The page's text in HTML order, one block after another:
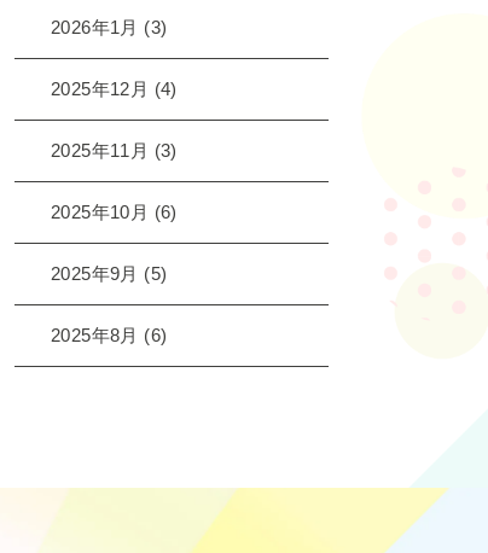
2026年1月 (3)
2025年12月 (4)
2025年11月 (3)
2025年10月 (6)
2025年9月 (5)
2025年8月 (6)